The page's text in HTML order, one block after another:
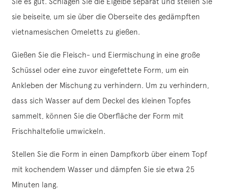
sie beiseite, um sie über die Oberseite des gedämpften
vietnamesischen Omeletts zu gießen.
Gießen Sie die Fleisch- und Eiermischung in eine große
Schüssel oder eine zuvor eingefettete Form, um ein
Ankleben der Mischung zu verhindern. Um zu verhindern,
dass sich Wasser auf dem Deckel des kleinen Topfes
sammelt, können Sie die Oberfläche der Form mit
Frischhaltefolie umwickeln.
Stellen Sie die Form in einen Dampfkorb über einem Topf
mit kochendem Wasser und dämpfen Sie sie etwa 25
Minuten lang.